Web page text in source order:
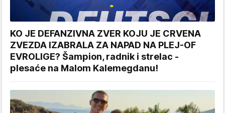
KO JE DEFANZIVNA ZVER KOJU JE CRVENA
ZVEZDA IZABRALA ZA NAPAD NA PLEJ-OF
EVROLIGE? Šampion, radnik i strelac -
plesaće na Malom Kalemegdanu!